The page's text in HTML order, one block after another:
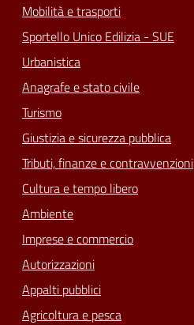
Mobilità e trasporti
Sportello Unico Edilizia - SUE
Urbanistica
Anagrafe e stato civile
Turismo
Giustizia e sicurezza pubblica
Tributi, finanze e contravvenzioni
Cultura e tempo libero
Ambiente
Imprese e commercio
Autorizzazioni
Appalti pubblici
Agricoltura e pesca